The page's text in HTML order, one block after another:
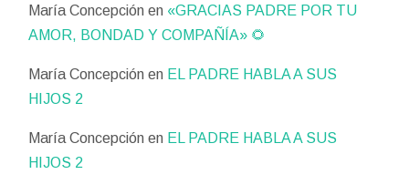
María Concepción en «GRACIAS PADRE POR TU
AMOR, BONDAD Y COMPAÑÍA» 🌻
María Concepción en EL PADRE HABLA A SUS
HIJOS 2
María Concepción en EL PADRE HABLA A SUS
HIJOS 2